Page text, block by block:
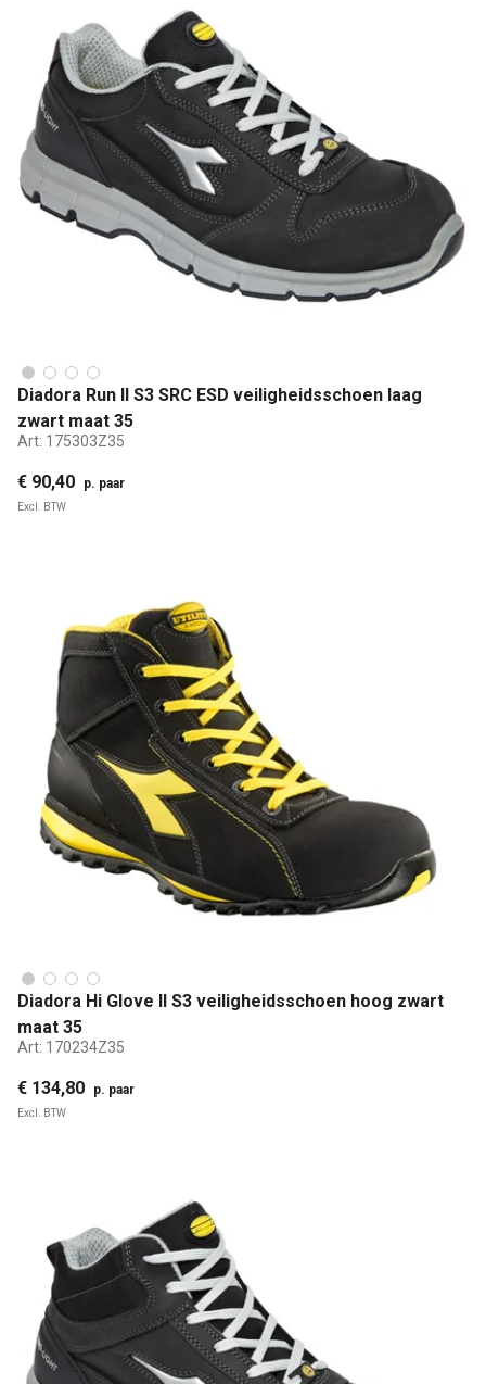
Diadora Run II S3 SRC ESD veiligheidsschoen laag
zwart maat 35
Art: 175303Z35
€ 90,40 p. paar
Excl. BTW
Diadora Hi Glove II S3 veiligheidsschoen hoog zwart
maat 35
Art: 170234Z35
€ 134,80 p. paar
Excl. BTW